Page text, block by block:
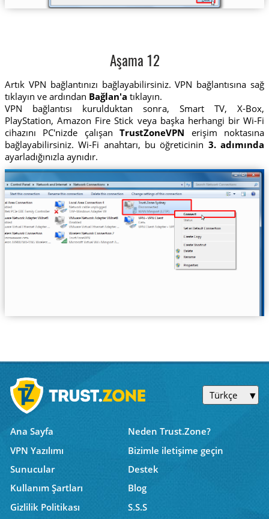
Aşama 12
Artık VPN bağlantınızı bağlayabilirsiniz. VPN bağlantısına sağ
tıklayın ve ardından Bağlan'a tıklayın.
VPN bağlantısı kurulduktan sonra, Smart TV, X-Box,
PlayStation, Amazon Fire Stick veya başka herhangi bir Wi-Fi
cihazını PC'nizde çalışanTrustZoneVPN erişim noktasına
bağlayabilirsiniz. Wi-Fi anahtarı, bu öğreticinin 3. adımında
ayarladığınızla aynıdır.
Türkçe
Ana Sayfa
Neden Trust.Zone?
VPN Yazılımı
Bizimle iletişime geçin
Sunucular
Destek
Kullanım Şartları
Blog
Gizlilik Politikası
S.S.S